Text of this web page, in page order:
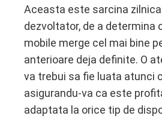
Aceasta este sarcina zilnica
dezvoltator, de a determina
mobile merge cel mai bine
anterioare deja definite. O
va trebui sa fie luata atunci
asigurandu-va ca este
adaptata la orice tip de